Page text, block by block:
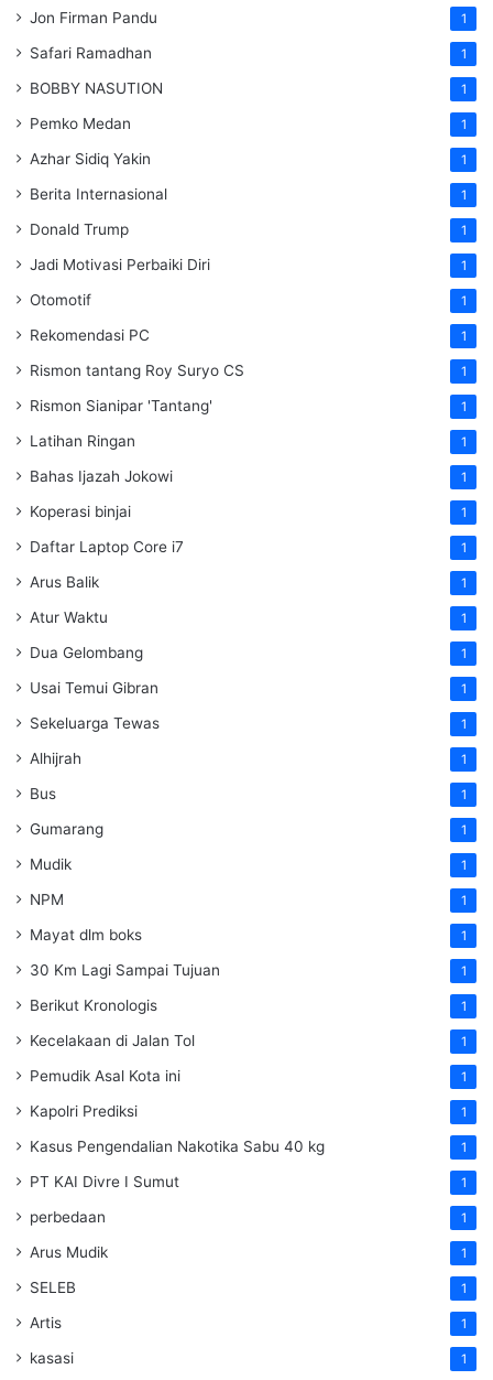
Jon Firman Pandu 1
Safari Ramadhan 1
BOBBY NASUTION 1
Pemko Medan 1
Azhar Sidiq Yakin 1
Berita Internasional 1
Donald Trump 1
Jadi Motivasi Perbaiki Diri 1
Otomotif 1
Rekomendasi PC 1
Rismon tantang Roy Suryo CS 1
Rismon Sianipar 'Tantang' 1
Latihan Ringan 1
Bahas Ijazah Jokowi 1
Koperasi binjai 1
Daftar Laptop Core i7 1
Arus Balik 1
Atur Waktu 1
Dua Gelombang 1
Usai Temui Gibran 1
Sekeluarga Tewas 1
Alhijrah 1
Bus 1
Gumarang 1
Mudik 1
NPM 1
Mayat dlm boks 1
30 Km Lagi Sampai Tujuan 1
Berikut Kronologis 1
Kecelakaan di Jalan Tol 1
Pemudik Asal Kota ini 1
Kapolri Prediksi 1
Kasus Pengendalian Nakotika Sabu 40 kg 1
PT KAI Divre I Sumut 1
perbedaan 1
Arus Mudik 1
SELEB 1
Artis 1
kasasi 1